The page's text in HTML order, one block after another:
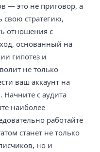
— это не приговор, а
свою стратегию,
отношения с
основанный на
гипотез и
не только
ваш аккаунт на
Начните с аудита
наиболее
работайте
станет не только
но и